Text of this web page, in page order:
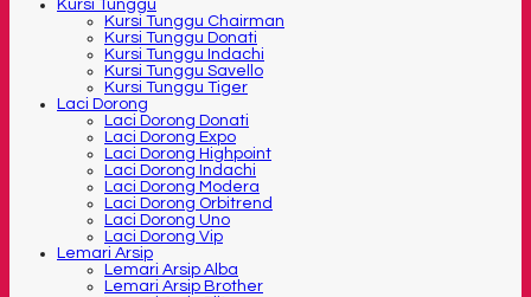
Kursi Tunggu
Kursi Tunggu Chairman
Kursi Tunggu Donati
Kursi Tunggu Indachi
Kursi Tunggu Savello
Kursi Tunggu Tiger
Laci Dorong
Laci Dorong Donati
Laci Dorong Expo
Laci Dorong Highpoint
Laci Dorong Indachi
Laci Dorong Modera
Laci Dorong Orbitrend
Laci Dorong Uno
Laci Dorong Vip
Lemari Arsip
Lemari Arsip Alba
Lemari Arsip Brother